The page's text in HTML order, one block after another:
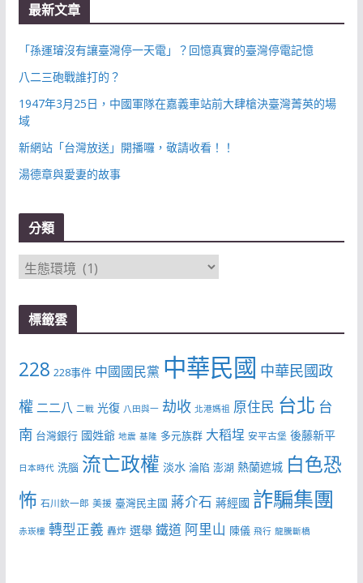
最新文章
「孫運璿沒有讓臺灣停一天電」？回憶真實的臺灣停電記憶
八二三砲戰誰打的？
1947年3月25日，中國軍隊在嘉義車站前大肆槍決臺灣菁英的場
域
新網站「台灣放送」開播囉，敬請收看！！
湯德章與愛妻的故事
分類
分
類
標籤雲
228 228事件 中國國民黨 中華民國 中華民國政
權 二二八 二戰 光復 八田與一 劫收 北港媽祖 原住民 台北 台
南 台灣銀行 國姓爺 地震 基隆 多元族群 大稻埕 安平古堡 後藤新平
日本時代 洗腦 流亡政權 淡水 淪陷 澎湖 熱蘭遮城 白色恐
怖 石川欽一郎 美援 臺灣民主國 蔣介石 蔣經國 詐騙集團
赤崁樓 轉型正義 轟炸 選舉 鐵道 阿里山 陳儀 飛行 龍騰斷橋